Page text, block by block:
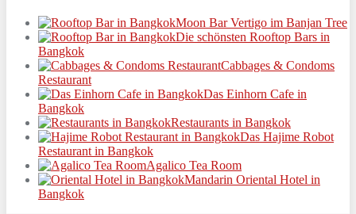
Moon Bar Vertigo im Banjan Tree
Die schönsten Rooftop Bars in
Bangkok
Cabbages & Condoms
Restaurant
Das Einhorn Cafe in
Bangkok
Restaurants in Bangkok
Das Hajime Robot
Restaurant in Bangkok
Agalico Tea Room
Mandarin Oriental Hotel in
Bangkok